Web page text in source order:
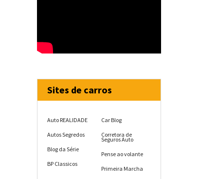
Sites de carros
Auto REALIDADE
Autos Segredos
Blog da Série
BP Classicos
Car Blog
Corretora de
Seguros Auto
Pense ao volante
Primeira Marcha